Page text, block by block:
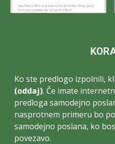
Ko ste predlogo izpolnili,
(oddaj). Če imate
predloga samodejno
nasprotnem primeru bo
samodejno poslana, ko
povezavo.